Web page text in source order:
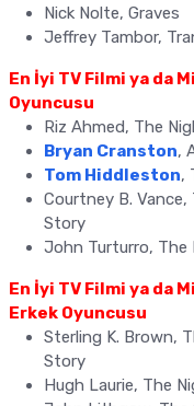
Nick Nolte, Graves
Jeffrey Tambor,
En İyi TV Filmi ya da
Oyuncusu
Riz Ahmed, The
Bryan Cranston,
Tom Hiddleston,
Courtney B. Vance,
Story
John Turturro, The
En İyi TV Filmi ya da
Erkek Oyuncusu
Sterling K. Brown,
Story
Hugh Laurie, The